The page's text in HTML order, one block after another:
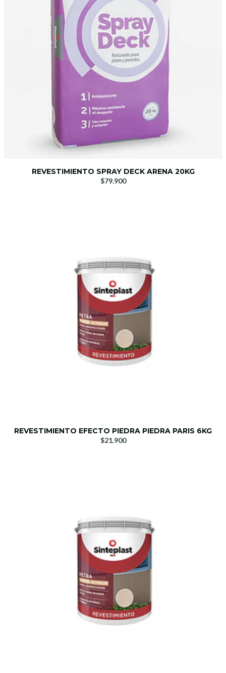
REVESTIMIENTO SPRAY DECK ARENA 20KG
$79.900
REVESTIMIENTO EFECTO PIEDRA PIEDRA PARIS 6KG
$21.900